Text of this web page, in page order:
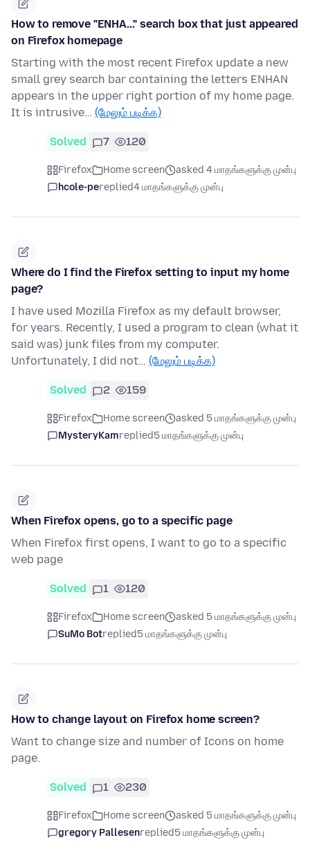
How to remove "ENHA..." search box that just appeared
on Firefox homepage
Starting with the most recent Firefox update a new
small grey search bar containing the letters ENHAN
appears in the upper right portion of my home page.
It is intrusive… (மேலும் படிக்க)
Solved 7 120
Firefox Home screen
asked 4 மாதங்களுக்கு முன்பு
hcole-pereplied4 மாதங்களுக்கு முன்பு
Where do I find the Firefox setting to input my home
page?
I have used Mozilla Firefox as my default browser,
for years. Recently, I used a program to clean (what it
said was) junk files from my computer.
Unfortunately, I did not… (மேலும் படிக்க)
Solved 2 159
Firefox Home screen
asked 5 மாதங்களுக்கு முன்பு
MysteryKamreplied5 மாதங்களுக்கு முன்பு
When Firefox opens, go to a specific page
When Firefox first opens, I want to go to a specific
web page
Solved 1 120
Firefox Home screen
asked 5 மாதங்களுக்கு முன்பு
SuMo Botreplied5 மாதங்களுக்கு முன்பு
How to change layout on Firefox home screen?
Want to change size and number of Icons on home
page.
Solved 1 230
Firefox Home screen
asked 5 மாதங்களுக்கு முன்பு
gregory Pallesenreplied5 மாதங்களுக்கு முன்பு